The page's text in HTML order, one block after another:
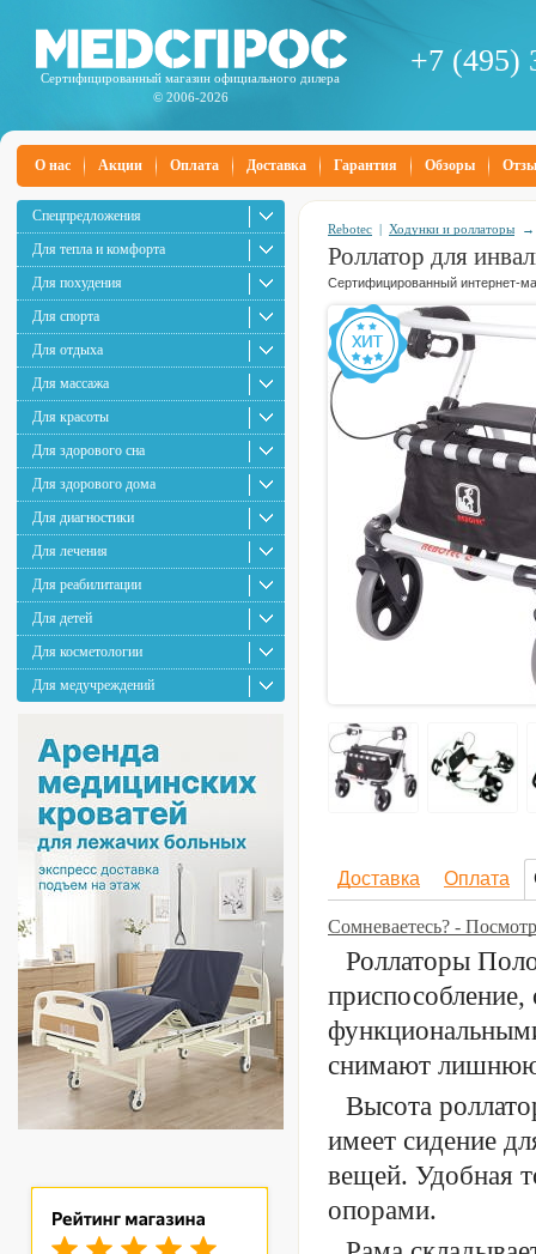
Сертифицированный магазин официального дилера
© 2006-2026
+7 (495)
О нас Акции Оплата Доставка Гарантия Обзоры
Спецпредложения
Для тепла и комфорта
Для похудения
Для спорта
Для отдыха
Для массажа
Для красоты
Для здорового сна
Для здорового дома
Для диагностики
Для лечения
Для реабилитации
Для детей
Для косметологии
Для медучреждений
Rebotec | Ходунки и роллаторы
Роллатор для
Сертифицированный интернет-
Доставка Оплата
Сомневаетесь? -
Роллаторы
снимают лишнюю
Высота
имеет сидение
вещей. Удобная
опорами.